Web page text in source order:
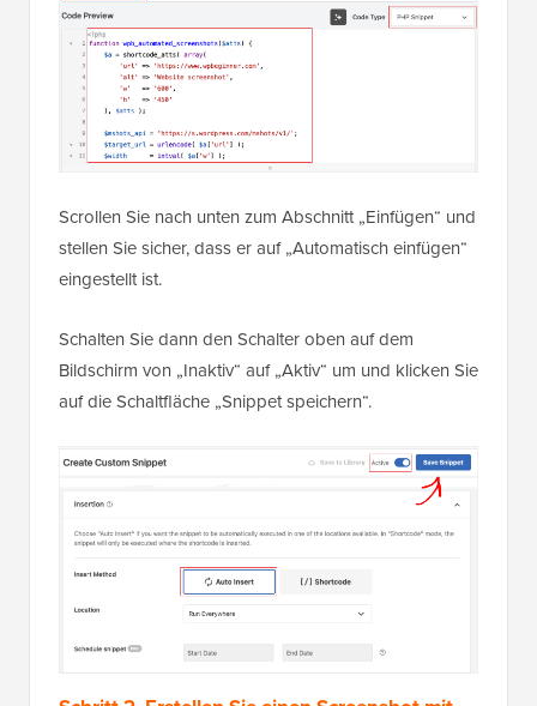
Scrollen Sie nach unten zum Abschnitt „Einfügen“ und
stellen Sie sicher, dass er auf „Automatisch einfügen“
Schalten Sie dann den Schalter oben auf dem
Bildschirm von „Inaktiv“ auf „Aktiv“ um und klicken Sie